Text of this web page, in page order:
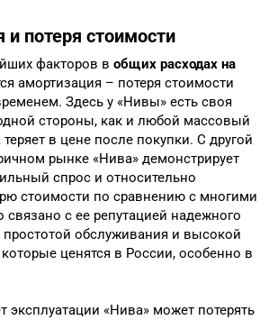
и потеря стоимости
факторов в общих расходах на
амортизация – потеря стоимости
Здесь у «Нивы» есть своя
стороны, как и любой массовый
в цене после покупки. С другой
рынке «Нива» демонстрирует
спрос и относительно
стоимости по сравнению с многими
с ее репутацией надежного
простотой обслуживания и высокой
ценятся в России, особенно в
эксплуатации «Нива» может потерять